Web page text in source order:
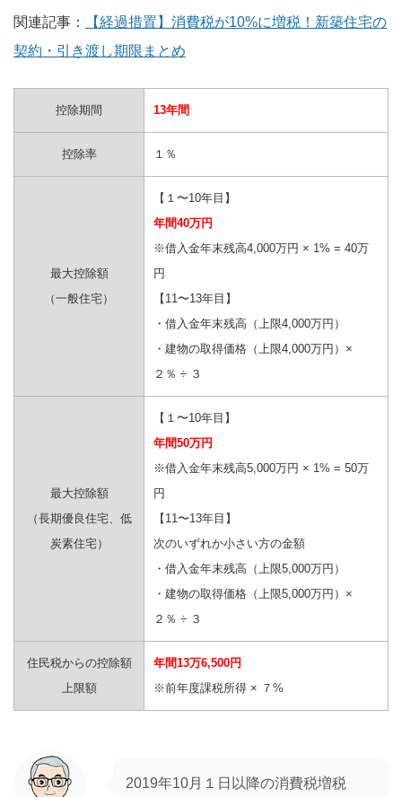
関連記事：
【経過措置】消費税が10%に増税！新築住宅の
契約・引き渡し期限まとめ
控除期間 13年間
控除率 １％
最大控除額
（一般住宅）
【１〜10年目】
年間40万円
※借入金年末残高4,000万円 × 1% = 40万
円
【11〜13年目】
・借入金年末残高（上限4,000万円）
・建物の取得価格（上限4,000万円）×
２％ ÷ ３
最大控除額
（長期優良住宅、低
炭素住宅）
【１〜10年目】
年間50万円
※借入金年末残高5,000万円 × 1% = 50万
円
【11〜13年目】
次のいずれか小さい方の金額
・借入金年末残高（上限5,000万円）
・建物の取得価格（上限5,000万円）×
２％ ÷ ３
住民税からの控除額
上限額
年間13万6,500円
※前年度課税所得 × ７%
2019年10月１日以降の消費税増税